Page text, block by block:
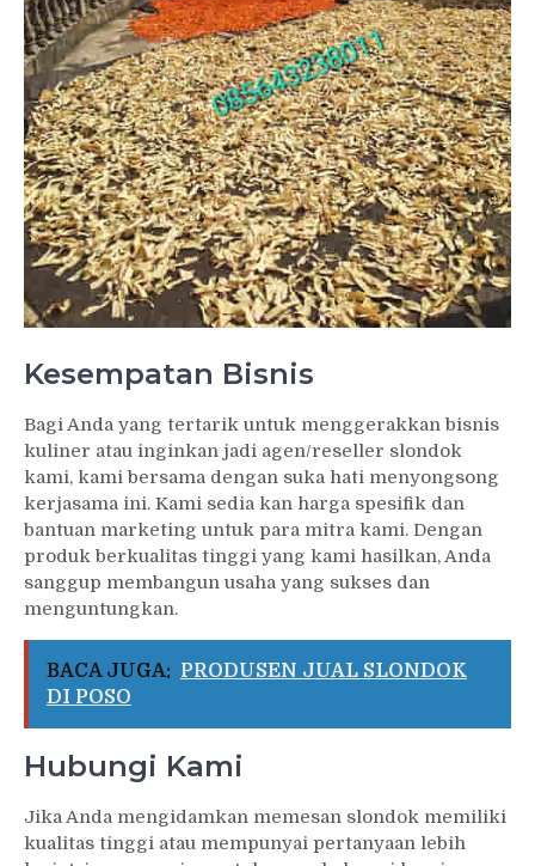
Kesempatan Bisnis
Bagi Anda yang tertarik untuk menggerakkan bisnis
kuliner atau inginkan jadi agen/reseller slondok
kami, kami bersama dengan suka hati menyongsong
kerjasama ini. Kami sedia kan harga spesifik dan
bantuan marketing untuk para mitra kami. Dengan
produk berkualitas tinggi yang kami hasilkan, Anda
sanggup membangun usaha yang sukses dan
menguntungkan.
BACA JUGA: PRODUSEN JUAL SLONDOK
DI POSO
Hubungi Kami
Jika Anda mengidamkan memesan slondok memiliki
kualitas tinggi atau mempunyai pertanyaan lebih